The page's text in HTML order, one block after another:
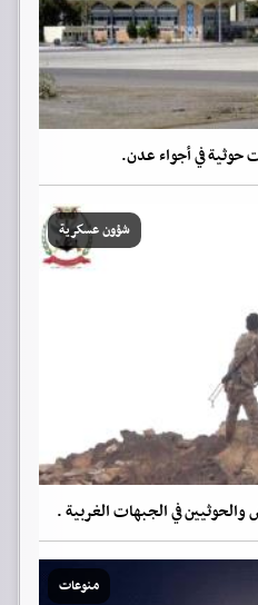
حوثية في أجواء عدن.
شؤون عسكرية
في الجبهات الغربية .
منوعات